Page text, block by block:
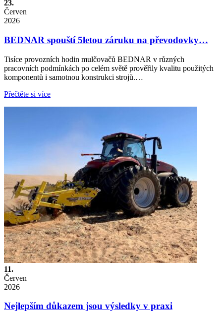
23.
Červen
2026
BEDNAR spouští 5letou záruku na převodovky…
Tisíce provozních hodin mulčovačů BEDNAR v různých
pracovních podmínkách po celém světě prověřily kvalitu použitých
komponentů i samotnou konstrukci strojů.…
Přečtěte si více
11.
Červen
2026
Nejlepším důkazem jsou výsledky v praxi